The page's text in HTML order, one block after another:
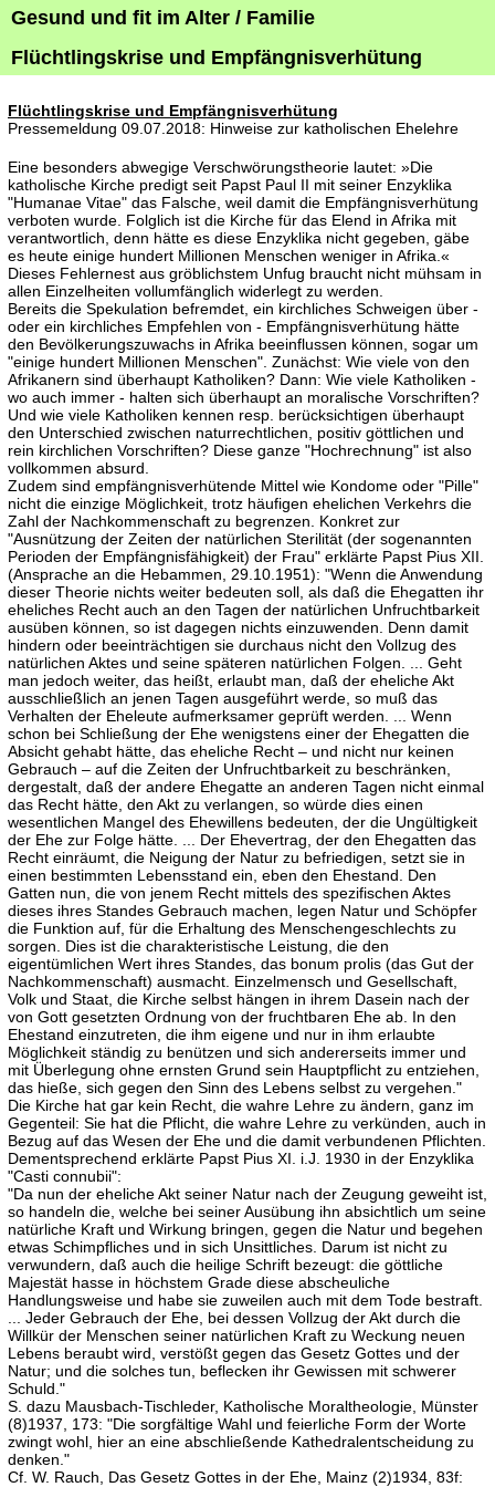
Gesund und fit im Alter / Familie
Flüchtlingskrise und Empfängnisverhütung
Flüchtlingskrise und Empfängnisverhütung
Pressemeldung 09.07.2018: Hinweise zur katholischen Ehelehre
Eine besonders abwegige Verschwörungstheorie lautet: »Die
katholische Kirche predigt seit Papst Paul II mit seiner Enzyklika
"Humanae Vitae" das Falsche, weil damit die Empfängnisverhütung
verboten wurde. Folglich ist die Kirche für das Elend in Afrika mit
verantwortlich, denn hätte es diese Enzyklika nicht gegeben, gäbe
es heute einige hundert Millionen Menschen weniger in Afrika.«
Dieses Fehlernest aus gröblichstem Unfug braucht nicht mühsam in
allen Einzelheiten vollumfänglich widerlegt zu werden.
Bereits die Spekulation befremdet, ein kirchliches Schweigen über -
oder ein kirchliches Empfehlen von - Empfängnisverhütung hätte
den Bevölkerungszuwachs in Afrika beeinflussen können, sogar um
"einige hundert Millionen Menschen". Zunächst: Wie viele von den
Afrikanern sind überhaupt Katholiken? Dann: Wie viele Katholiken -
wo auch immer - halten sich überhaupt an moralische Vorschriften?
Und wie viele Katholiken kennen resp. berücksichtigen überhaupt
den Unterschied zwischen naturrechtlichen, positiv göttlichen und
rein kirchlichen Vorschriften? Diese ganze "Hochrechnung" ist also
vollkommen absurd.
Zudem sind empfängnisverhütende Mittel wie Kondome oder "Pille"
nicht die einzige Möglichkeit, trotz häufigen ehelichen Verkehrs die
Zahl der Nachkommenschaft zu begrenzen. Konkret zur
"Ausnützung der Zeiten der natürlichen Sterilität (der sogenannten
Perioden der Empfängnisfähigkeit) der Frau" erklärte Papst Pius XII.
(Ansprache an die Hebammen, 29.10.1951): "Wenn die Anwendung
dieser Theorie nichts weiter bedeuten soll, als daß die Ehegatten ihr
eheliches Recht auch an den Tagen der natürlichen Unfruchtbarkeit
ausüben können, so ist dagegen nichts einzuwenden. Denn damit
hindern oder beeinträchtigen sie durchaus nicht den Vollzug des
natürlichen Aktes und seine späteren natürlichen Folgen. ... Geht
man jedoch weiter, das heißt, erlaubt man, daß der eheliche Akt
ausschließlich an jenen Tagen ausgeführt werde, so muß das
Verhalten der Eheleute aufmerksamer geprüft werden. ... Wenn
schon bei Schließung der Ehe wenigstens einer der Ehegatten die
Absicht gehabt hätte, das eheliche Recht – und nicht nur keinen
Gebrauch – auf die Zeiten der Unfruchtbarkeit zu beschränken,
dergestalt, daß der andere Ehegatte an anderen Tagen nicht einmal
das Recht hätte, den Akt zu verlangen, so würde dies einen
wesentlichen Mangel des Ehewillens bedeuten, der die Ungültigkeit
der Ehe zur Folge hätte. ... Der Ehevertrag, der den Ehegatten das
Recht einräumt, die Neigung der Natur zu befriedigen, setzt sie in
einen bestimmten Lebensstand ein, eben den Ehestand. Den
Gatten nun, die von jenem Recht mittels des spezifischen Aktes
dieses ihres Standes Gebrauch machen, legen Natur und Schöpfer
die Funktion auf, für die Erhaltung des Menschengeschlechts zu
sorgen. Dies ist die charakteristische Leistung, die den
eigentümlichen Wert ihres Standes, das bonum prolis (das Gut der
Nachkommenschaft) ausmacht. Einzelmensch und Gesellschaft,
Volk und Staat, die Kirche selbst hängen in ihrem Dasein nach der
von Gott gesetzten Ordnung von der fruchtbaren Ehe ab. In den
Ehestand einzutreten, die ihm eigene und nur in ihm erlaubte
Möglichkeit ständig zu benützen und sich andererseits immer und
mit Überlegung ohne ernsten Grund sein Hauptpflicht zu entziehen,
das hieße, sich gegen den Sinn des Lebens selbst zu vergehen."
Die Kirche hat gar kein Recht, die wahre Lehre zu ändern, ganz im
Gegenteil: Sie hat die Pflicht, die wahre Lehre zu verkünden, auch in
Bezug auf das Wesen der Ehe und die damit verbundenen Pflichten.
Dementsprechend erklärte Papst Pius XI. i.J. 1930 in der Enzyklika
"Casti connubii":
"Da nun der eheliche Akt seiner Natur nach der Zeugung geweiht ist,
so handeln die, welche bei seiner Ausübung ihn absichtlich um seine
natürliche Kraft und Wirkung bringen, gegen die Natur und begehen
etwas Schimpfliches und in sich Unsittliches. Darum ist nicht zu
verwundern, daß auch die heilige Schrift bezeugt: die göttliche
Majestät hasse in höchstem Grade diese abscheuliche
Handlungsweise und habe sie zuweilen auch mit dem Tode bestraft.
... Jeder Gebrauch der Ehe, bei dessen Vollzug der Akt durch die
Willkür der Menschen seiner natürlichen Kraft zu Weckung neuen
Lebens beraubt wird, verstößt gegen das Gesetz Gottes und der
Natur; und die solches tun, beflecken ihr Gewissen mit schwerer
Schuld."
S. dazu Mausbach-Tischleder, Katholische Moraltheologie, Münster
(8)1937, 173: "Die sorgfältige Wahl und feierliche Form der Worte
zwingt wohl, hier an eine abschließende Kathedralentscheidung zu
denken."
Cf. W. Rauch, Das Gesetz Gottes in der Ehe, Mainz (2)1934, 83f: